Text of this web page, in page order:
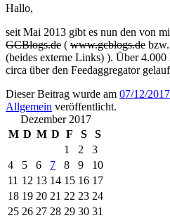
Hallo,
seit Mai 2013 gibt es nun den von
GCBlogs.de ( www.gcblogs.de bzw.
(beides externe Links) ). Über 4.000
circa über den Feedaggregator
Dieser Beitrag wurde am 07/12/2017
Allgemein veröffentlicht.
Dezember 2017
M D M D F S
S
1
2
3
4
5 6 7 8 9
10
11 12 13 14 15 16 17
18 19 20 21 22 23 24
25 26 27 28 29 30 31